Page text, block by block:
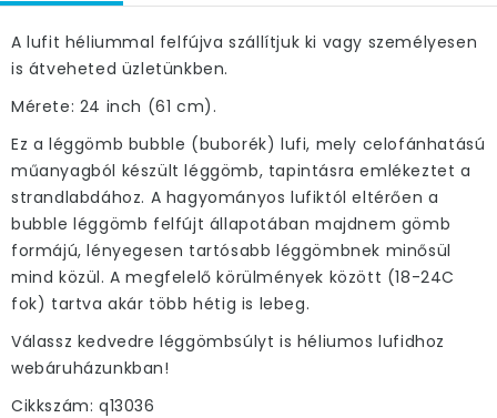
A lufit héliummal felfújva szállítjuk ki vagy személyesen
is átveheted üzletünkben.
Mérete: 24 inch (61 cm).
Ez a léggömb bubble (buborék) lufi, mely celofánhatású
műanyagból készült léggömb, tapintásra emlékeztet a
strandlabdához. A hagyományos lufiktól eltérően a
bubble léggömb felfújt állapotában majdnem gömb
formájú, lényegesen tartósabb léggömbnek minősül
mind közül. A megfelelő körülmények között (18-24C
fok) tartva akár több hétig is lebeg.
Válassz kedvedre léggömbsúlyt is héliumos lufidhoz
webáruházunkban!
Cikkszám: q13036